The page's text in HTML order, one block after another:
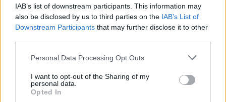
IAB’s list of downstream participants. This information may
also be disclosed by us to third parties on the IAB’s List of
Downstream Participants that may further disclose it to other
Please note that this website/app uses one or more Google
not limited to your visit or usage behaviour. You may click to
grant or deny consent to Google and its third-party tags to
use your data for below specified purposes in below Google
Personal Data Processing Opt Outs
I want to opt-out of the Sharing of my
personal data.
Opted In
FORMA-1
Adrian Newey tiszta vizet öntött a